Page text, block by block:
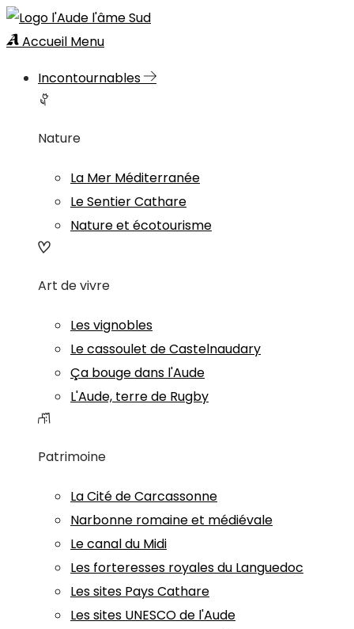
Accueil Menu
Incontournables
Nature
La Mer Méditerranée
Le Sentier Cathare
Nature et écotourisme
Art de vivre
Les vignobles
Le cassoulet de Castelnaudary
Ça bouge dans l'Aude
L'Aude, terre de Rugby
Patrimoine
La Cité de Carcassonne
Narbonne romaine et médiévale
Le canal du Midi
Les forteresses royales du Languedoc
Les sites Pays Cathare
Les sites UNESCO de l'Aude